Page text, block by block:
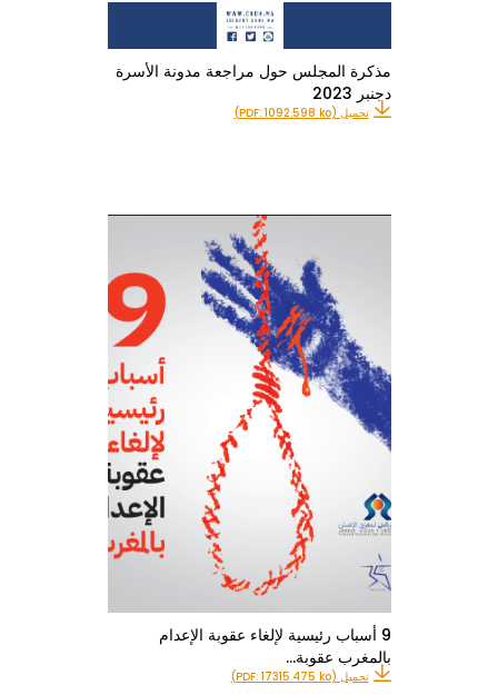
مذكرة المجلس حول مراجعة مدونة الأسرة
دجنبر 2023
تحميل (PDF: 1092.598 ko)
9 أسباب رئيسية لإلغاء عقوبة الإعدام
بالمغرب عقوبة…
تحميل (PDF: 17315.475 ko)